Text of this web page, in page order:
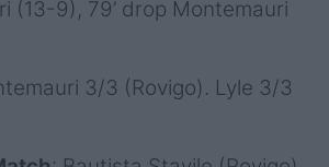
(13-9), 79’ drop Montemauri
3/3 (Rovigo). Lyle 3/3